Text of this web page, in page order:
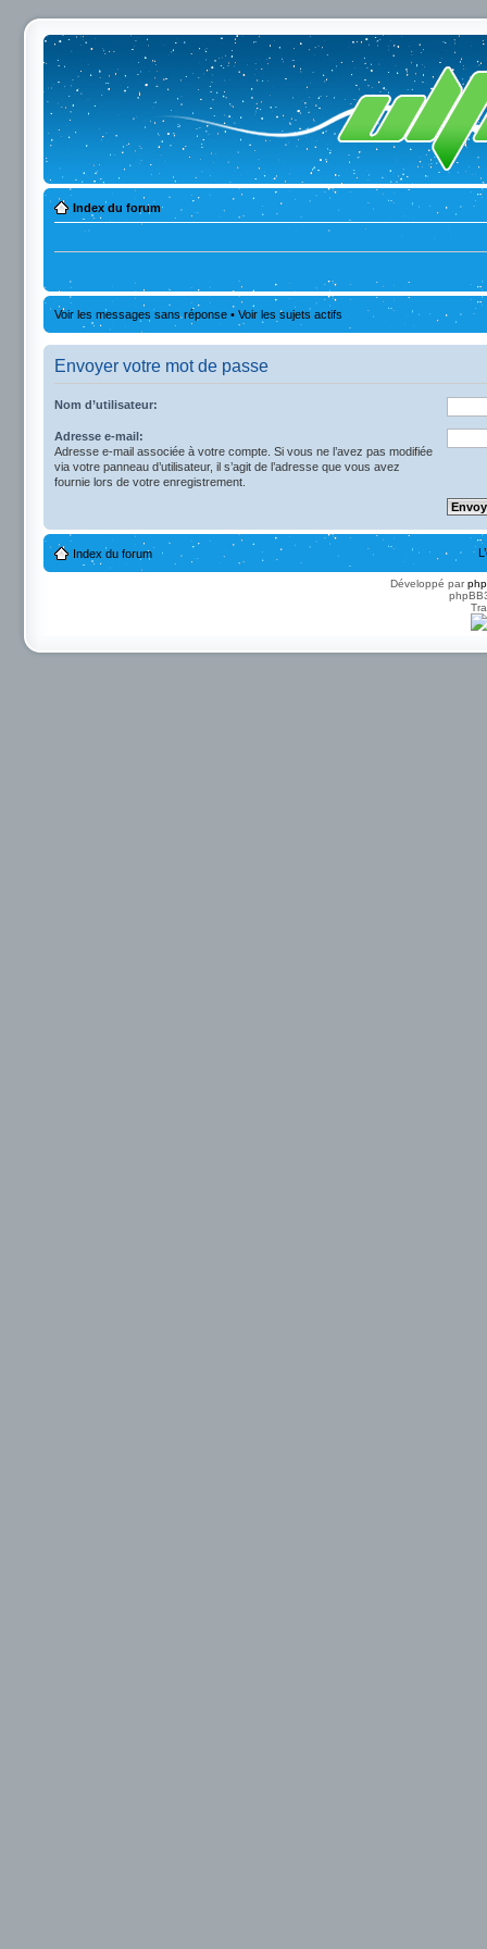
Index du forum
Voir les messages sans réponse • Voir les sujets actifs
Envoyer votre mot de passe
Nom d’utilisateur:
Adresse e-mail:
Adresse e-mail associée à votre compte. Si vous ne l’avez pas modifiée
via votre panneau d’utilisateur, il s’agit de l’adresse que vous avez
fournie lors de votre enregistrement.
Index du forum
Développé par